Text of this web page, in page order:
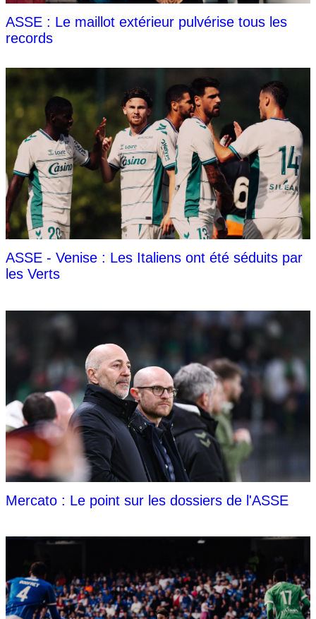
ASSE : Le maillot extérieur pulvérise tous les
records
ASSE - Venise : Les Italiens ont été séduits par
les Verts
Mercato : Le point sur les dossiers de l'ASSE